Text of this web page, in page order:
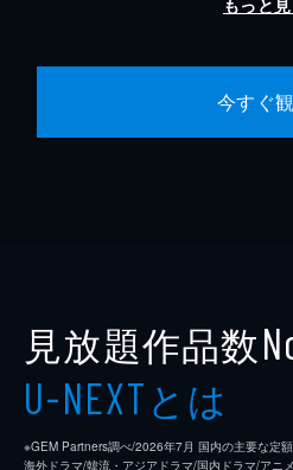
今すぐ
見放題作品数
U-NEXTとは
※GEM Partners調べ/2026年7⽉ 国内の主要な定
海外ドラマ/韓流・アジアドラマ/国内ドラマ/アニ